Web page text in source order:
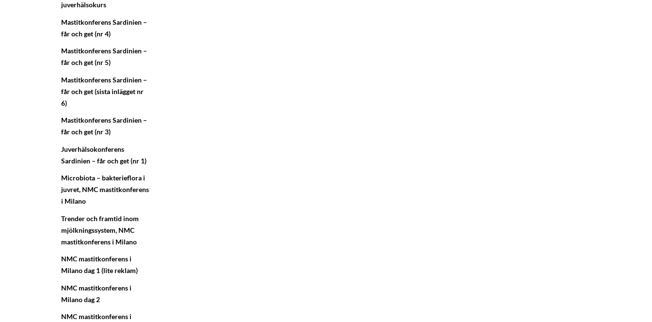
juverhälsokurs
Mastitkonferens Sardinien –
får och get (nr 4)
Mastitkonferens Sardinien –
får och get (nr 5)
Mastitkonferens Sardinien –
får och get (sista inlägget nr
6)
Mastitkonferens Sardinien –
får och get (nr 3)
Juverhälsokonferens
Sardinien – får och get (nr 1)
Microbiota – bakterieflora i
juvret, NMC mastitkonferens
i Milano
Trender och framtid inom
mjölkningssystem, NMC
mastitkonferens i Milano
NMC mastitkonferens i
Milano dag 1 (lite reklam)
NMC mastitkonferens i
Milano dag 2
NMC mastitkonferens i